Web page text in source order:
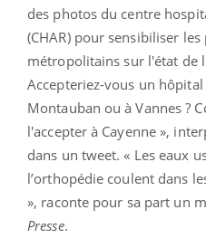
des photos du centre
(CHAR) pour sensibiliser
métropolitains sur l'état de
Accepteriez-vous un
Montauban ou à Vannes ?
l'accepter à Cayenne »,
dans un tweet. « Les eaux
l’orthopédie coulent dans
», raconte pour sa part un
Presse.